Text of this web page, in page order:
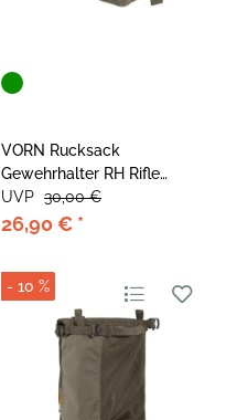
VORN Rucksack
Gewehrhalter RH Rifle
Holder Ash Green
26,90 € *
UVP 30,00 €
- 10 %